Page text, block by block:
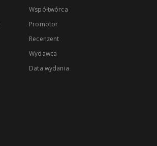
Współtwórca
Promotor
Recenzent
Wydawca
Data wydania